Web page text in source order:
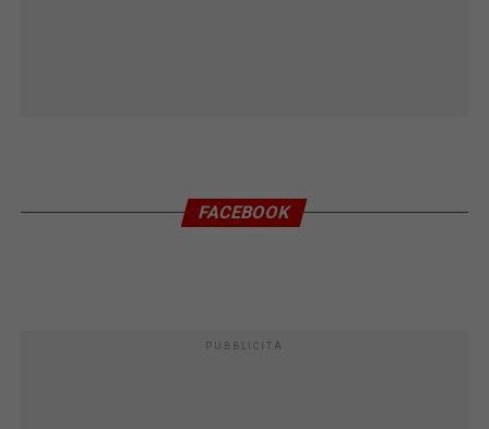
FACEBOOK
PUBBLICITÀ